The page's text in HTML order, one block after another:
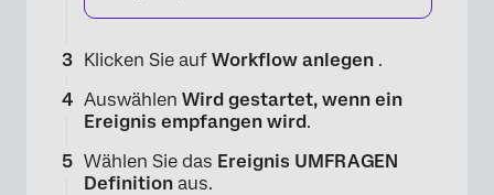
Klicken Sie auf Workflow anlegen .
Auswählen Wird gestartet, wenn ein
Ereignis empfangen wird.
Wählen Sie das Ereignis UMFRAGEN
Definition aus.